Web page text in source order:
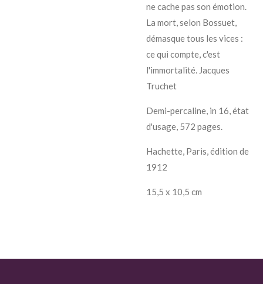
ne cache pas son émotion.
La mort, selon Bossuet,
démasque tous les vices :
ce qui compte, c'est
l'immortalité. Jacques
Truchet
Demi-percaline, in 16, état
d'usage, 572 pages.
Hachette, Paris, édition de
1912
15,5 x 10,5 cm